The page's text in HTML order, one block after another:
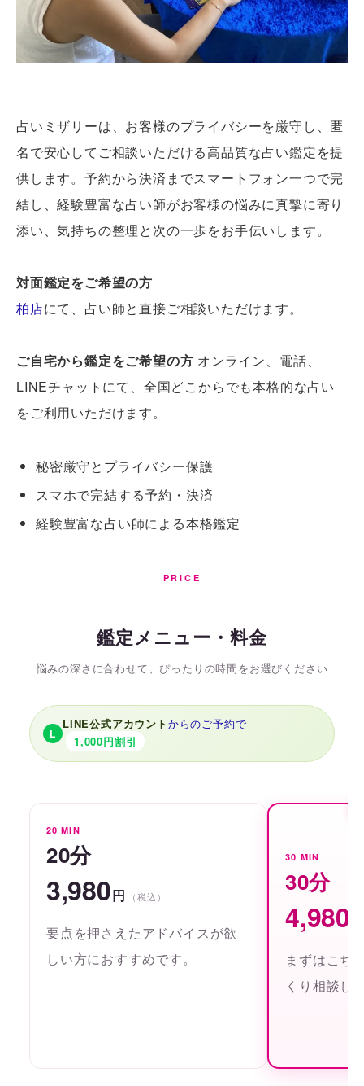
占いミザリーは、お客様のプライバシーを厳守し、匿
名で安心してご相談いただける高品質な占い鑑定を提
供します。予約から決済までスマートフォン一つで完
結し、経験豊富な占い師がお客様の悩みに真摯に寄り
添い、気持ちの整理と次の一歩をお手伝いします。
対面鑑定をご希望の方
柏店にて、占い師と直接ご相談いただけます。
ご自宅から鑑定をご希望の方 オンライン、電話、
LINEチャットにて、全国どこからでも本格的な占い
をご利用いただけます。
秘密厳守とプライバシー保護
スマホで完結する予約・決済
経験豊富な占い師による本格鑑定
PRICE
鑑定メニュー・料金
悩みの深さに合わせて、ぴったりの時間をお選びください
L
LINE公式アカウントからのご予約で
1,000円割引
20 MIN
20分
3,980円 （税込）
要点を押さえたアドバイスが欲
しい方におすすめです。
30 MIN
30分
4,980
まずはこち
くり相談し